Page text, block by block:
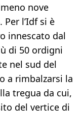
nove
l’Idf si è
innescato dal
di 50 ordigni
nel sud del
a rimbalzarsi la
tregua da cui,
del vertice di